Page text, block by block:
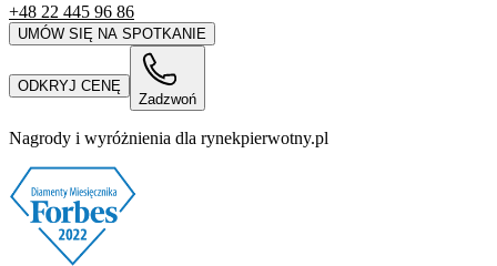
+48 22 445 96 86
UMÓW SIĘ NA SPOTKANIE
ODKRYJ CENĘ
Zadzwoń
Nagrody i wyróżnienia dla rynekpierwotny.pl